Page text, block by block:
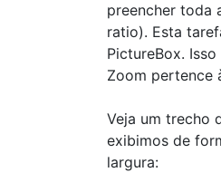
preencher toda
ratio). Esta
PictureBox.
Zoom pertence
Veja um trecho
exibimos de
largura: